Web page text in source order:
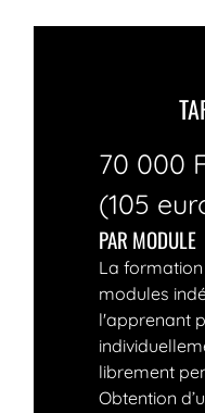
70 000
(105
PAR MODULE
La
modules
l'apprenant
librement
Obtention